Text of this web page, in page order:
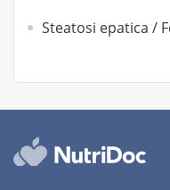
Steatosi epatica /